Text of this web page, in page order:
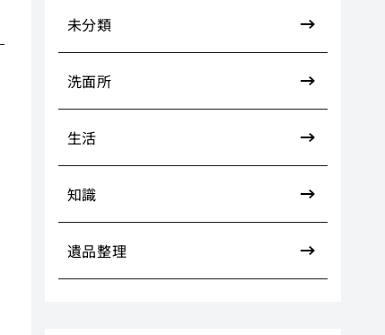
未分類
洗面所
生活
知識
遺品整理